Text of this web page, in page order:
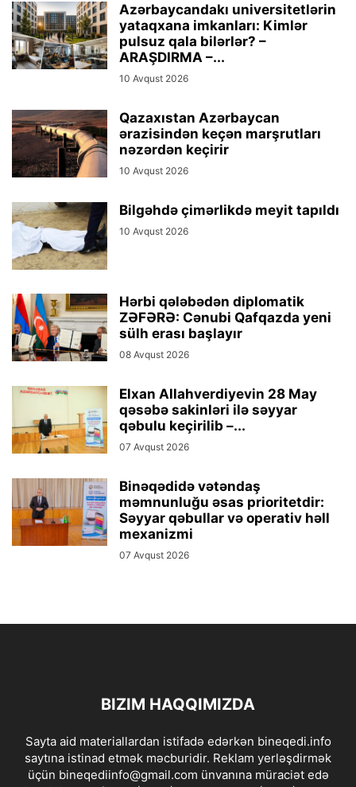
Azərbaycandakı universitetlərin
yataqxana imkanları: Kimlər
pulsuz qala bilərlər? –
ARAŞDIRMA –...
10 Avqust 2026
Qazaxıstan Azərbaycan
ərazisindən keçən marşrutları
nəzərdən keçirir
10 Avqust 2026
Bilgəhdə çimərlikdə meyit tapıldı
10 Avqust 2026
Hərbi qələbədən diplomatik
ZƏFƏRƏ: Cənubi Qafqazda yeni
sülh erası başlayır
08 Avqust 2026
Elxan Allahverdiyevin 28 May
qəsəbə sakinləri ilə səyyar
qəbulu keçirilib –...
07 Avqust 2026
Binəqədidə vətəndaş
məmnunluğu əsas prioritetdir:
Səyyar qəbullar və operativ həll
mexanizmi
07 Avqust 2026
BIZIM HAQQIMIZDA
Sayta aid materiallardan istifadə edərkən bineqedi.info
saytına istinad etmək məcburidir. Reklam yerləşdirmək
üçün bineqediinfo@gmail.com ünvanına müraciət edə